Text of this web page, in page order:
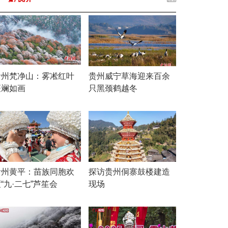
梵净山：雾凇红叶
如画
贵州威宁草海迎来百余
只黑颈鹤越冬
黄平：苗族同胞欢
九·二七”芦笙会
探访贵州侗寨鼓楼建造
现场